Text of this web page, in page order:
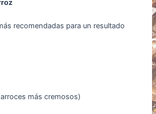
recomendadas para un resultado
más cremosos)